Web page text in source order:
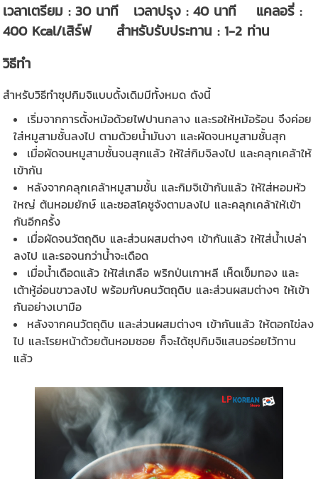
เวลาเตรียม : 30 นาที เวลาปรุง : 40 นาที แคลอรี่ :
400 Kcal/เสิร์ฟ สำหรับรับประทาน : 1-2 ท่าน
วิธีทำ
สำหรับวิธีทำซุปกิมจิแบบดั้งเดิมมีทั้งหมด ดังนี้
เริ่มจากการตั้งหม้อด้วยไฟปานกลาง และรอให้หม้อร้อน จึงค่อย
ใส่หมูสามชั้นลงไป ตามด้วยน้ำมันงา และผัดจนหมูสามชั้นสุก
เมื่อผัดจนหมูสามชั้นจนสุกแล้ว ให้ใส่กิมจิลงไป และคลุกเคล้าให้
เข้ากัน
หลังจากคลุกเคล้าหมูสามชั้น และกิมจิเข้ากันแล้ว ให้ใส่หอมหัว
ใหญ่ ต้นหอมยักษ์ และซอสโคชูจังตามลงไป และคลุกเคล้าให้เข้า
กันอีกครั้ง
เมื่อผัดจนวัตถุดิบ และส่วนผสมต่างๆ เข้ากันแล้ว ให้ใส่น้ำเปล่า
ลงไป และรอจนกว่าน้ำจะเดือด
เมื่อน้ำเดือดแล้ว ให้ใส่เกลือ พริกป่นเกาหลี เห็ดเข็มทอง และ
เต้าหู้อ่อนขาวลงไป พร้อมกับคนวัตถุดิบ และส่วนผสมต่างๆ ให้เข้า
กันอย่างเบามือ
หลังจากคนวัตถุดิบ และส่วนผสมต่างๆ เข้ากันแล้ว ให้ตอกไข่ลง
ไป และโรยหน้าด้วยต้นหอมซอย ก็จะได้ซุปกิมจิแสนอร่อยไว้ทาน
แล้ว